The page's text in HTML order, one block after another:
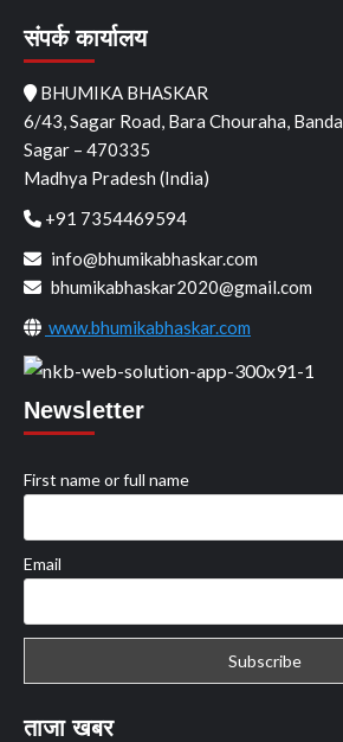
संपर्क कार्यालय
BHUMIKA BHASKAR
6/43, Sagar Road, Bara Chouraha, Banda
Sagar – 470335
Madhya Pradesh (India)
+91 7354469594
info@bhumikabhaskar.com
bhumikabhaskar2020@gmail.com
www.bhumikabhaskar.com
Newsletter
First name or full name
Email
ताजा खबर